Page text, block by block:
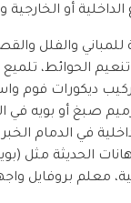
أو
والفلل
الحوائط، تلميع
ديكورات فوم
صبغ أو بويه في
في الدمام
الحديثة مثل
معلم بروفايل